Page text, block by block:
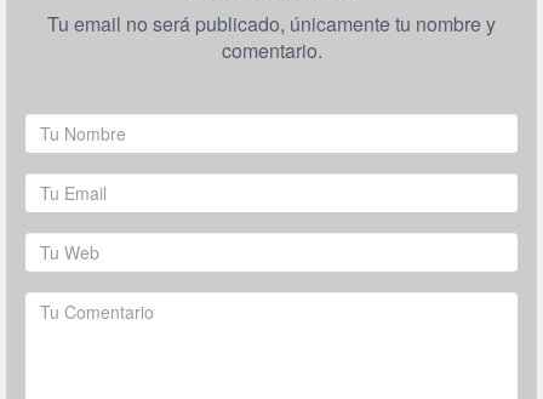
Tu email no será publicado, únicamente tu nombre y
comentario.